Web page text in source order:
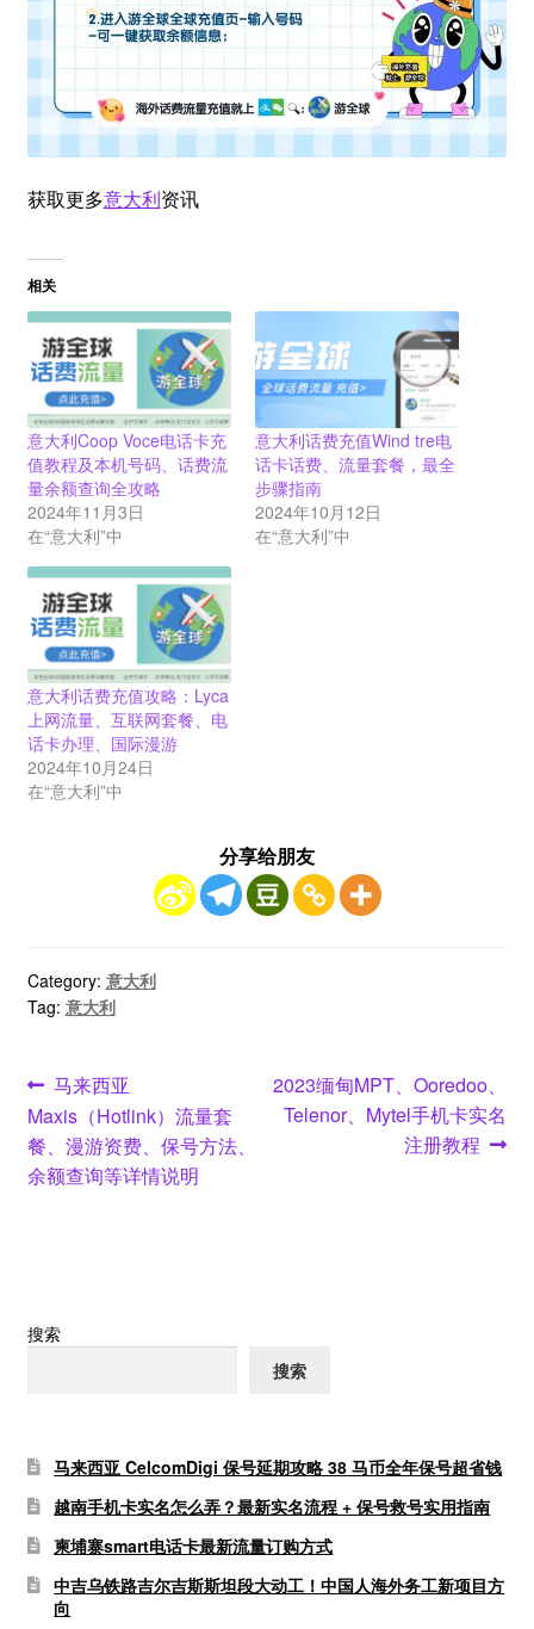
获取更多意大利资讯
相关
意大利Coop Voce电话卡充
值教程及本机号码、话费流
量余额查询全攻略
2024年11月3日
在“意大利”中
意大利话费充值Wind tre电
话卡话费、流量套餐，最全
步骤指南
2024年10月12日
在“意大利”中
意大利话费充值攻略：Lyca
上网流量、互联网套餐、电
话卡办理、国际漫游
2024年10月24日
在“意大利”中
分享给朋友
Category: 意大利
Tag: 意大利
文
章
导
Previous
post:
马来西亚
Maxis（Hotlink）流量套
餐、漫游资费、保号方法、
余额查询等详情说明
Next
post:
2023缅甸MPT、Ooredoo、
Telenor、Mytel手机卡实名
注册教程
搜索
搜索
马来西亚 CelcomDigi 保号延期攻略 38 马币全年保号超省钱
越南手机卡实名怎么弄？最新实名流程 + 保号救号实用指南
柬埔寨smart电话卡最新流量订购方式
中吉乌铁路吉尔吉斯斯坦段大动工！中国人海外务工新项目方
向